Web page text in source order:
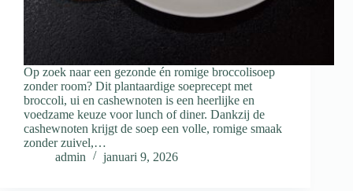
Op zoek naar een gezonde én romige broccolisoep
zonder room? Dit plantaardige soeprecept met
broccoli, ui en cashewnoten is een heerlijke en
voedzame keuze voor lunch of diner. Dankzij de
cashewnoten krijgt de soep een volle, romige smaak
zonder zuivel,…
admin
januari 9, 2026